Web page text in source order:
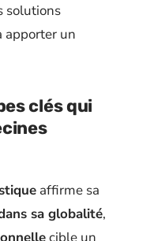
solutions
apporter un
clés qui
affirme sa
sa globalité,